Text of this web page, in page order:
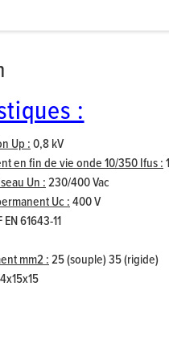
:
Up :0,8 kV
en fin de vie onde 10/350 Ifus :
Un :230/400 Vac
Uc :400 V
EN 61643-11
mm2 :25 (souple) 35 (rigide)